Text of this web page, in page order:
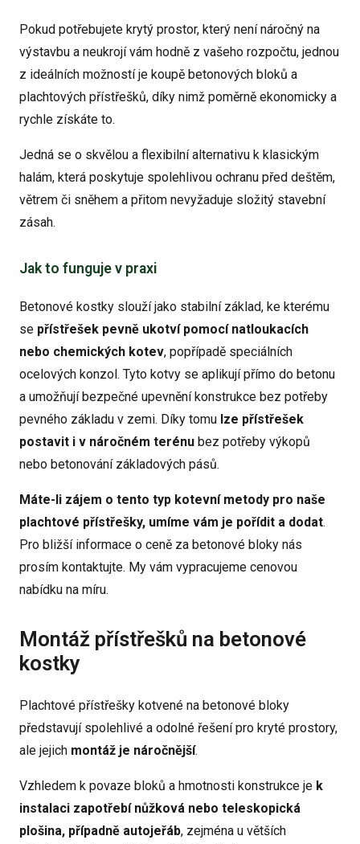
Pokud potřebujete krytý prostor, který není náročný na
výstavbu a neukrojí vám hodně z vašeho rozpočtu, jednou
z ideálních možností je koupě betonových bloků a
plachtových přístřešků, díky nimž poměrně ekonomicky a
rychle získáte to.
Jedná se o skvělou a flexibilní alternativu k klasickým
halám, která poskytuje spolehlivou ochranu před deštěm,
větrem či sněhem a přitom nevyžaduje složitý stavební
zásah.
Jak to funguje v praxi
Betonové kostky slouží jako stabilní základ, ke kterému
se přístřešek pevně ukotví pomocí natloukacích
nebo chemických kotev, popřípadě speciálních
ocelových konzol. Tyto kotvy se aplikují přímo do betonu
a umožňují bezpečné upevnění konstrukce bez potřeby
pevného základu v zemi. Díky tomu lze přístřešek
postavit i v náročném terénu bez potřeby výkopů
nebo betonování základových pásů.
Máte-li zájem o tento typ kotevní metody pro naše
plachtové přístřešky, umíme vám je pořídit a dodat.
Pro bližší informace o ceně za betonové bloky nás
prosím kontaktujte. My vám vypracujeme cenovou
nabídku na míru.
Montáž přístřešků na betonové
kostky
Plachtové přístřešky kotvené na betonové bloky
představují spolehlivé a odolné řešení pro kryté prostory,
ale jejich montáž je náročnější.
Vzhledem k povaze bloků a hmotnosti konstrukce je k
instalaci zapotřebí nůžková nebo teleskopická
plošina, případně autojeřáb, zejména u větších